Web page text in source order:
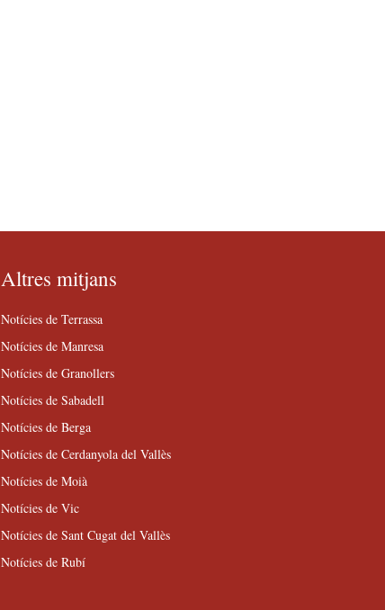
Altres mitjans
Notícies de Terrassa
Notícies de Manresa
Notícies de Granollers
Notícies de Sabadell
Notícies de Berga
Notícies de Cerdanyola del Vallès
Notícies de Moià
Notícies de Vic
Notícies de Sant Cugat del Vallès
Notícies de Rubí